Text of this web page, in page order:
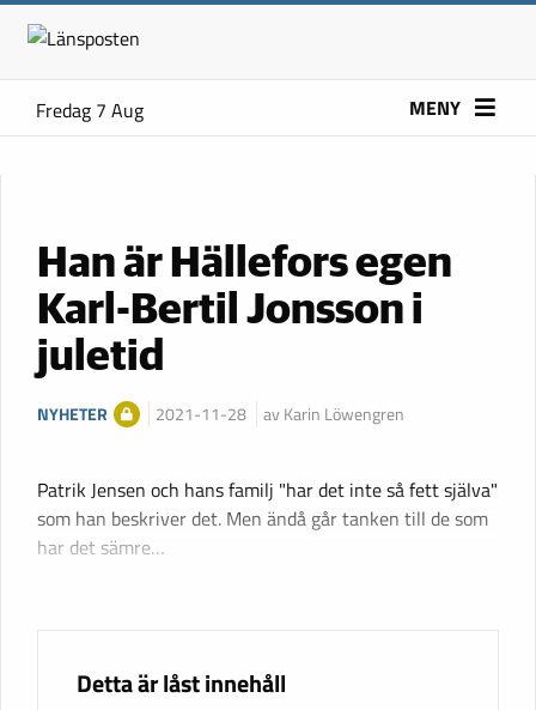
Fredag 7 Aug MENY
Han är Hällefors egen
Karl-Bertil Jonsson i
juletid
NYHETER 2021-11-28 av Karin Löwengren
Patrik Jensen och hans familj "har det inte så fett själva"
som han beskriver det. Men ändå går tanken till de som
har det sämre…
Detta är låst innehåll